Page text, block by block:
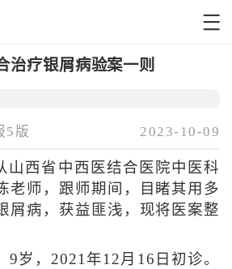
治疗银屑病验案一则
5版 2023-10-09
山西省中西医结合医院中医科
老师，跟师期间，目睹其用多
屑病，获益匪浅，现将医案整
9岁，2021年12月16日初诊。